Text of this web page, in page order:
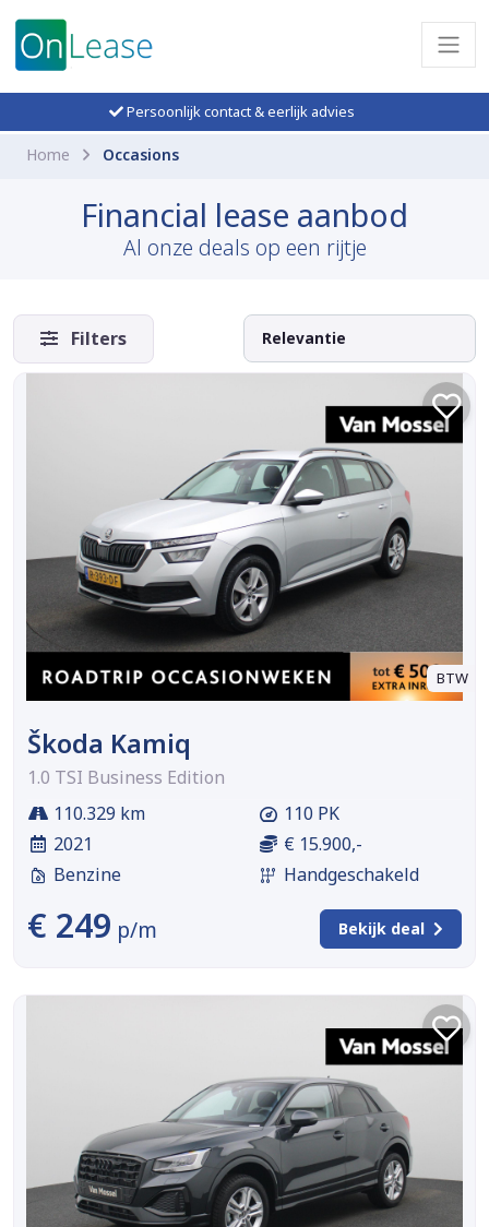
Persoonlijk contact & eerlijk advies
Home Occasions
Financial lease aanbod
Al onze deals op een rijtje
Filters
BTW
Škoda Kamiq
1.0 TSI Business Edition
110.329 km
2021
Benzine
110 PK
€ 15.900,-
Handgeschakeld
€ 249 p/m Bekijk deal